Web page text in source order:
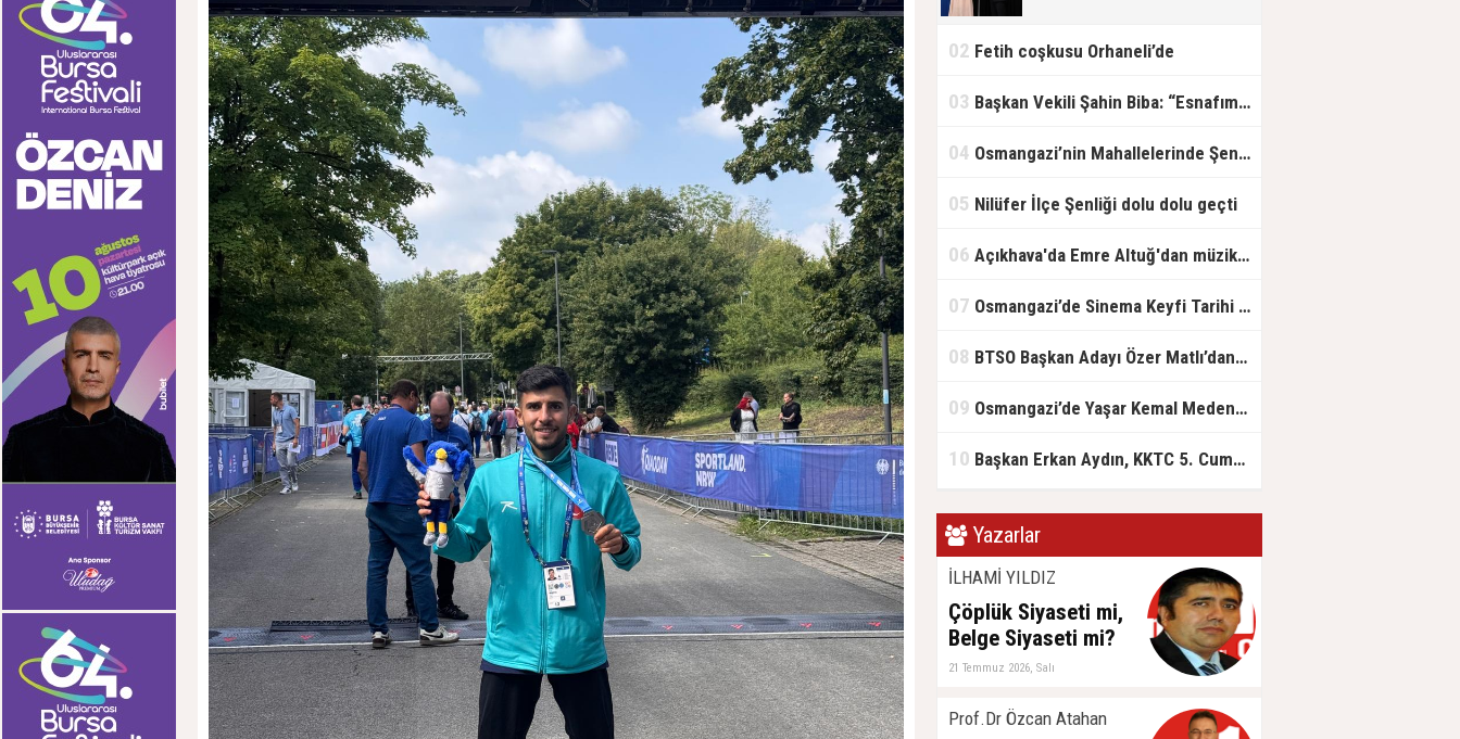
02 Fetih coşkusu Orhaneli’de
03 Başkan Vekili Şahin Biba: “Esnafımızın her zaman yanında olacağız”
04 Osmangazi’nin Mahallelerinde Şenlik Var
05 Nilüfer İlçe Şenliği dolu dolu geçti
06 Açıkhava'da Emre Altuğ'dan müzik dolu gece
07 Osmangazi’de Sinema Keyfi Tarihi Surların Gölgesinde Yaşandı
08 BTSO Başkan Adayı Özer Matlı’dan Açıklama: 60 Bin Üyemizin Gücünü, Üyemizle Birlikte Büyüteceğiz.
09 Osmangazi’de Yaşar Kemal Medeniyetler Kütüphanesi Hizmete Açıldı
10 Başkan Erkan Aydın, KKTC 5. Cumhurbaşkanı Ersin Tatar'ı Ağırladı
Yazarlar
İLHAMİ YILDIZ
Çöplük Siyaseti mi,
Belge Siyaseti mi?
21 Temmuz 2026, Salı
Prof.Dr Özcan Atahan